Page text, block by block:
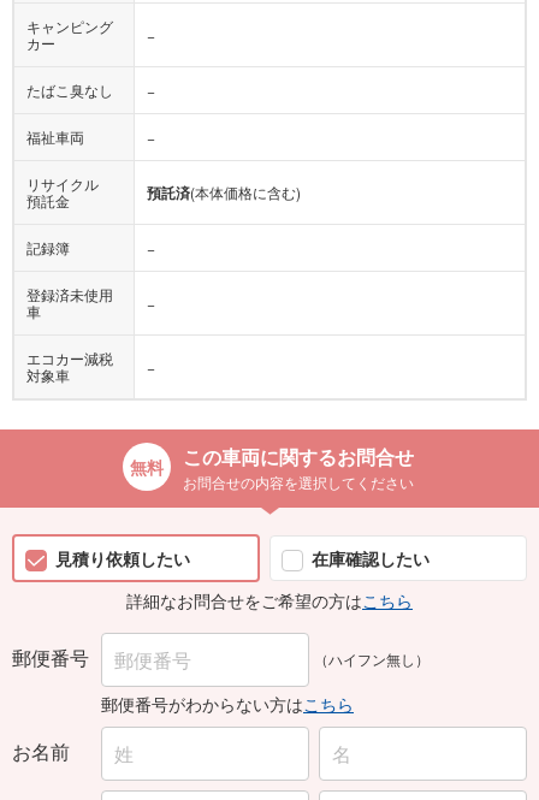
キャンピング
カー
−
たばこ臭なし −
福祉車両 −
リサイクル
預託金
預託済(本体価格に含む)
記録簿 −
登録済未使用
車
−
エコカー減税
対象車
−
この車両に関するお問合せ
お問合せの内容を選択してください
見積り依頼したい
在庫確認したい
詳細なお問合せをご希望の方はこちら
郵便番号 （ハイフン無し）
郵便番号がわからない方はこちら
お名前